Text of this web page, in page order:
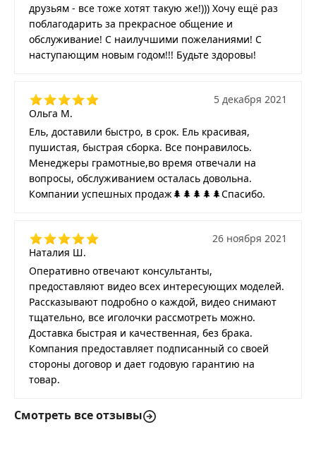
друзьям - все тоже хотят такую же!))) Хочу ещё раз
поблагодарить за прекрасное общение и
обслуживание! С наилучшими пожеланиями! С
наступающим новым годом!!! Будьте здоровы!
Ольга М.
5 декабря 2021
Ель, доставили быстро, в срок. Ель красивая,
пушистая, быстрая сборка. Все понравилось.
Менеджеры грамотные,во время отвечали на
вопросы, обслуживанием осталась довольна.
Компании успешных продаж🌲🌲🌲🌲🌲Спасибо.
Наталия Ш.
26 ноября 2021
Оперативно отвечают консультанты,
предоставляют видео всех интересующих моделей.
Рассказывают подробно о каждой, видео снимают
тщательно, все иголочки рассмотреть можно.
Доставка быстрая и качественная, без брака.
Компания предоставляет подписанный со своей
стороны договор и дает годовую гарантию на
товар.
Смотреть все отзывы